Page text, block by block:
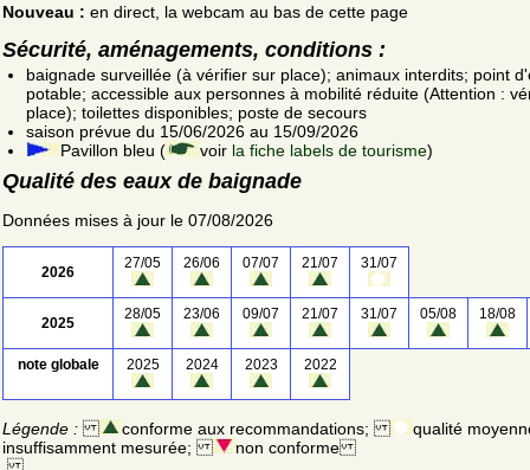
Nouveau : en direct, la webcam au bas de cette page
Sécurité, aménagements, conditions :
baignade surveillée (à vérifier sur place); animaux interdits; point
potable; accessible aux personnes à mobilité réduite (Attention :
place); toilettes disponibles; poste de secours
saison prévue du 15/06/2026 au 15/09/2026
Pavillon bleu (
voir la fiche labels de tourisme)
Qualité des eaux de baignade
Données mises à jour le 07/08/2026
2026
27/05 26/06 07/07 21/07 31/07
2025
28/05 23/06 09/07 21/07 31/07 05/08 18/08
note globale 2025 2024 2023 2022
Légende : conforme aux recommandations;
qualité
insuffisamment mesurée;
non conforme